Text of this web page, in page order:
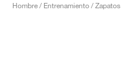
Hombre / Entrenamiento / Zapatos